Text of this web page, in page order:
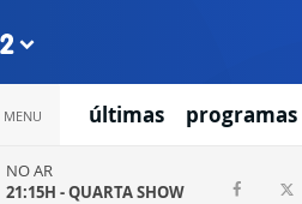
MENU últimas programas
NO AR
21:15H -QUARTA SHOW